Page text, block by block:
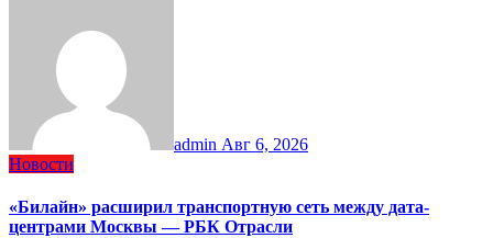
admin Авг 6, 2026
Новости
«Билайн» расширил транспортную сеть между дата-
центрами Москвы — РБК Отрасли